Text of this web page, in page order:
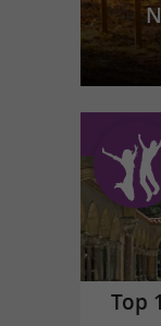
Top